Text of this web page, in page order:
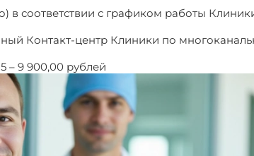
в соответствии с графиком работы
Контакт-центр Клиники по
– 9 900,00 рублей